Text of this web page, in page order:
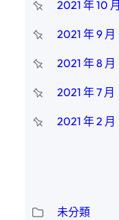
2021 年 10 月
2021 年 9 月
2021 年 8 月
2021 年 7 月
2021 年 2 月
未分類